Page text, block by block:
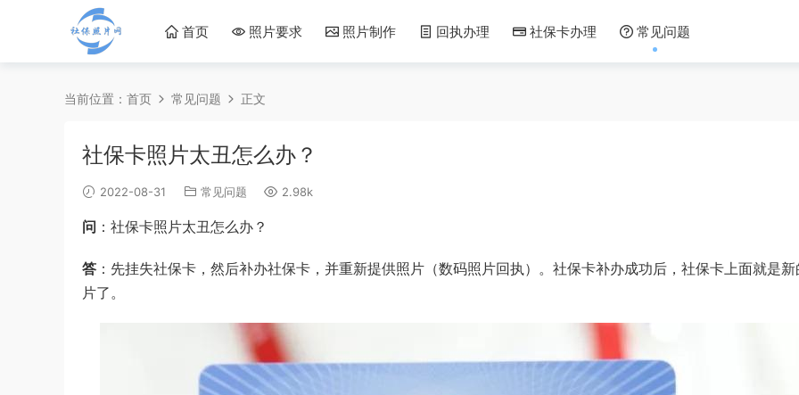
首页 照片要求 照片制作 回执办理 社保卡办理 常见问题
当前位置： 首页 常见问题 正文
社保卡照片太丑怎么办？
2022-08-31 常见问题 2.98k
问 ：社保卡照片太丑怎么办？
答 ：先挂失社保卡，然后补办社保卡，并重新提供照片（数码照片回执）。社保卡补办成功后，社保卡上面就是
片了。